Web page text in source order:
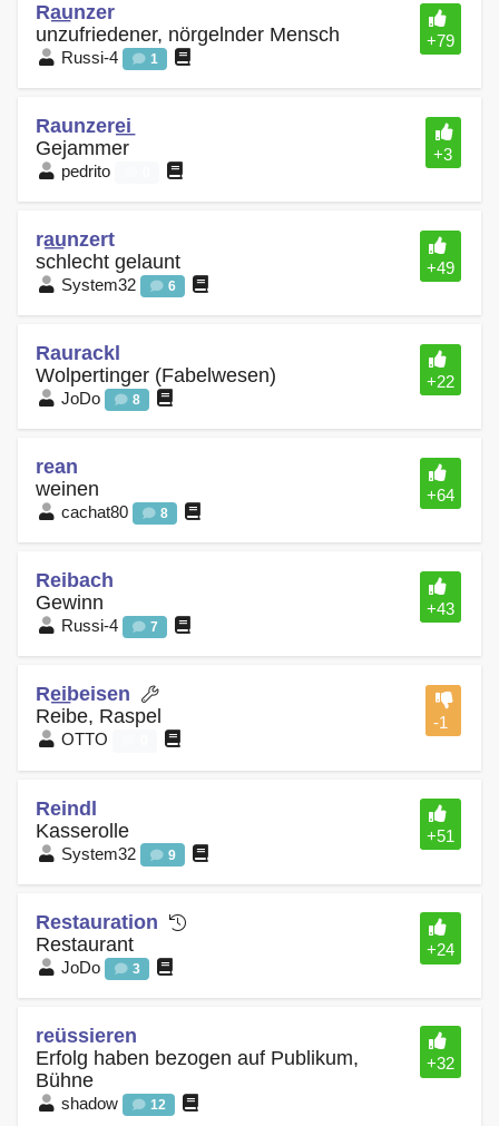
+79
Ra͟unzer
unzufriedener, nörgelnder Mensch
Russi-4 1
+3
Raunzere͟i
Gejammer
pedrito
+49
ra͟unzert
schlecht gelaunt
System32 6
+22
Raurackl
Wolpertinger (Fabelwesen)
JoDo 8
+64
rean
weinen
cachat80 8
+43
Reibach
Gewinn
Russi-4 7
-1
Re͟ibeisen
Reibe, Raspel
OTTO
+51
Reindl
Kasserolle
System32 9
+24
Restauration
Restaurant
JoDo 3
+32
reüssieren
Erfolg haben bezogen auf Publikum,
Bühne
shadow 12